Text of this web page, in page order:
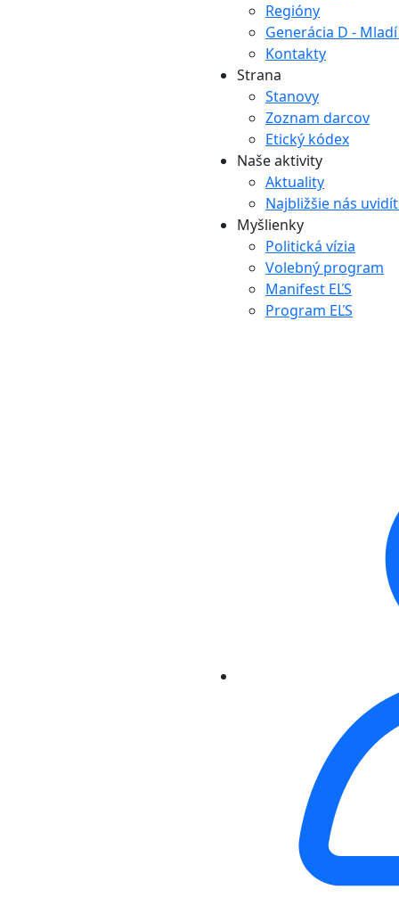
Regióny
Generácia D -
Kontakty
Strana
Stanovy
Zoznam darcov
Etický kódex
Naše aktivity
Aktuality
Najbližšie nás
Myšlienky
Politická vízia
Volebný program
Manifest EĽS
Program EĽS